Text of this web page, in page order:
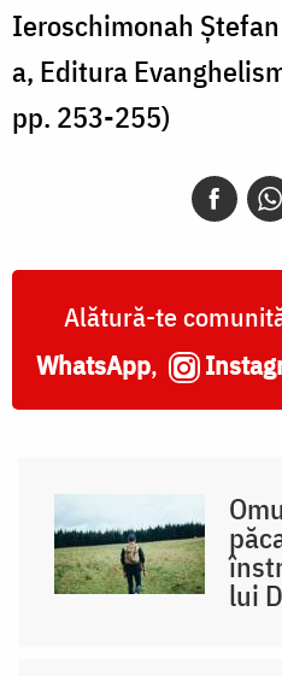
Ieroschimonah
a, Editura
pp. 253-255)
Alătură-te
WhatsApp,
lui